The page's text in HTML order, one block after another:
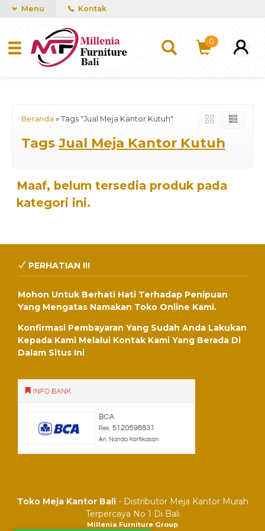
mUCn7CwGawCVTvwq7a99f4AgACOVgZvYEW65FFSDBf0
Menu Kontak
0
Beranda » Tags "Jual Meja Kantor Kutuh"
Tags Jual Meja Kantor Kutuh
Maaf, belum tersedia produk pada
kategori ini.
PERHATIAN !!!
Mohon Untuk Berhati Hati Terhadap Penipuan
Yang Mengatas Namakan Toko Online Kami.
Konfirmasi Pembayaran Yang Sudah Anda Lakukan
Kepada Kami Melalui Kontak Kami Yang Berada Di
Dalam Situs Ini
Toko Meja Kantor Bali- Distributor Meja Kantor Murah
Terpercaya No 1 Di Bali
Millenia Furniture Group